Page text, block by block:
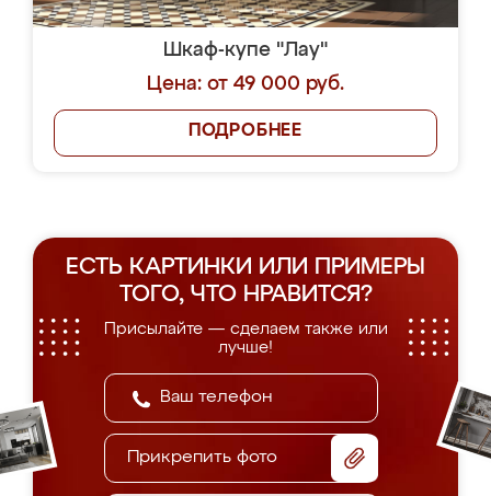
Шкаф-купе "Лау"
Цена: от 49 000 руб.
ПОДРОБНЕЕ
ЕСТЬ КАРТИНКИ ИЛИ ПРИМЕРЫ
ТОГО, ЧТО НРАВИТСЯ?
Присылайте — сделаем также или
лучше!
Прикрепить фото